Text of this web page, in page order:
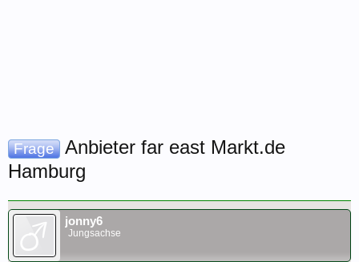
Frage
Anbieter far east Markt.de
Hamburg
jonny6
Jungsachse